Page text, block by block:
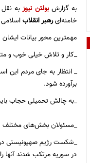
به گزارش بولتن نیوز به
خامنه‌ایرهبر انقلاباسلامی
مهمترین محور بیانات
_کار و تلاش خیلی خوب و
_ انتظار به جای مردم این
برآورده شود.
_به چالش تحمیلی حجاب
_مسئولان بخش‌های مختلف
_شکست رژیم صهیونیستی در
در سوریه مرتکب شدند آنها